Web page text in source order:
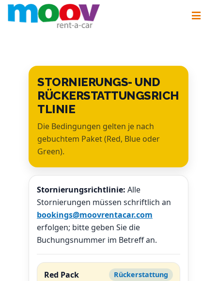
STORNIERUNGS- UND
RÜCKERSTATTUNGSRICH
TLINIE
Die Bedingungen gelten je nach
gebuchtem Paket (Red, Blue oder
Green).
Stornierungsrichtlinie: Alle
Stornierungen müssen schriftlich an
bookings@moovrentacar.com
erfolgen; bitte geben Sie die
Buchungsnummer im Betreff an.
Red Pack Rückerstattung